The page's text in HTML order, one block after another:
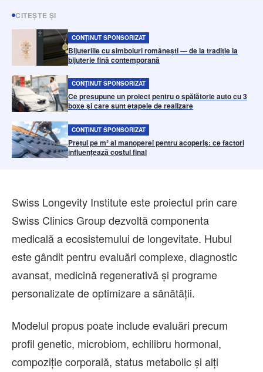
CITEȘTE ȘI
CONȚINUT SPONSORIZAT
Bijuteriile cu simboluri românești — de la tradiție la
bijuterie fină contemporană
CONȚINUT SPONSORIZAT
Ce presupune un proiect pentru o spălătorie auto cu 3
boxe și care sunt etapele de realizare
CONȚINUT SPONSORIZAT
Prețul pe m² al manoperei pentru acoperiș: ce factori
influențează costul final
Swiss Longevity Institute este proiectul prin care
Swiss Clinics Group dezvoltă componenta
medicală a ecosistemului de longevitate. Hubul
este gândit pentru evaluări complexe, diagnostic
avansat, medicină regenerativă și programe
personalizate de optimizare a sănătății.
Modelul propus poate include evaluări precum
profil genetic, microbiom, echilibru hormonal,
compoziție corporală, status metabolic și alți